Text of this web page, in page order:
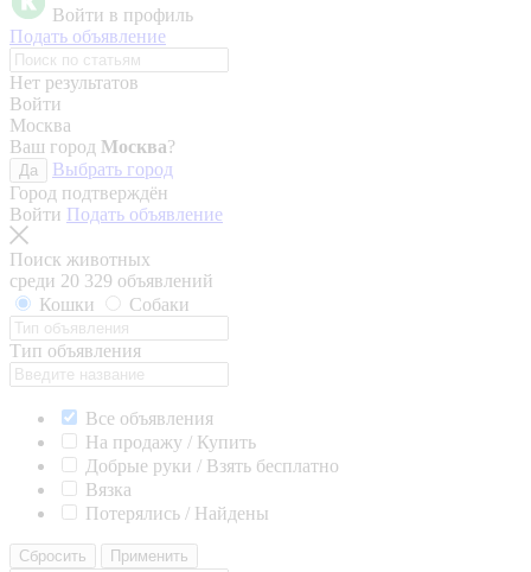
Войти в профиль
Подать объявление
Нет результатов
Войти
Москва
Ваш город Москва?
Да
Выбрать город
Город подтверждён
Войти Подать объявление
Поиск животных
среди 20 329 объявлений
Кошки
Собаки
Тип объявления
Все объявления
На продажу / Купить
Добрые руки / Взять бесплатно
Вязка
Потерялись / Найдены
Сбросить Применить